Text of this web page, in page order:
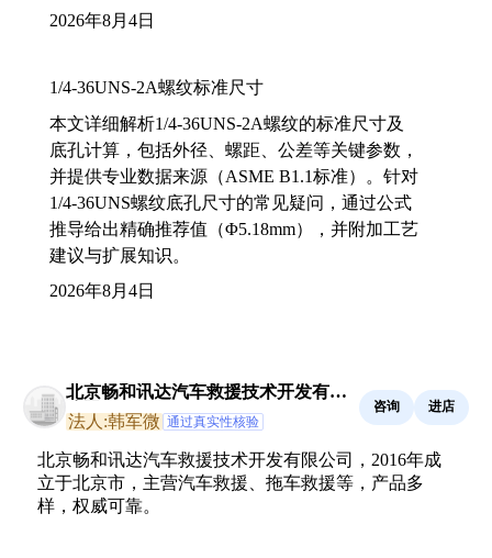
2026年8月4日
1/4-36UNS-2A螺纹标准尺寸
本文详细解析1/4-36UNS-2A螺纹的标准尺寸及
底孔计算，包括外径、螺距、公差等关键参数，
并提供专业数据来源（ASME B1.1标准）。针对
1/4-36UNS螺纹底孔尺寸的常见疑问，通过公式
推导给出精确推荐值（Φ5.18mm），并附加工艺
建议与扩展知识。
2026年8月4日
北京畅和讯达汽车救援技术开发有限
公司
法人:韩军微 通过真实性核验
咨询 进店
北京畅和讯达汽车救援技术开发有限公司，2016年成
立于北京市，主营汽车救援、拖车救援等，产品多
样，权威可靠。